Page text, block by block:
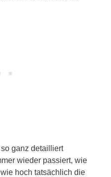
ganz detailliert
wieder passiert, wie
hoch tatsächlich die